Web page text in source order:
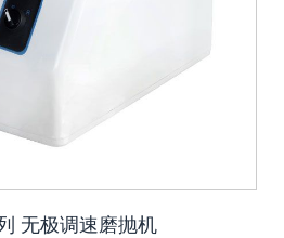
无极调速磨抛机